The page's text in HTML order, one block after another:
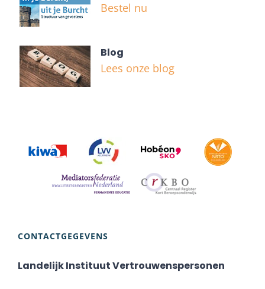
Bestel nu
Blog
Lees onze blog
CONTACTGEGEVENS
Landelijk Instituut Vertrouwenspersonen